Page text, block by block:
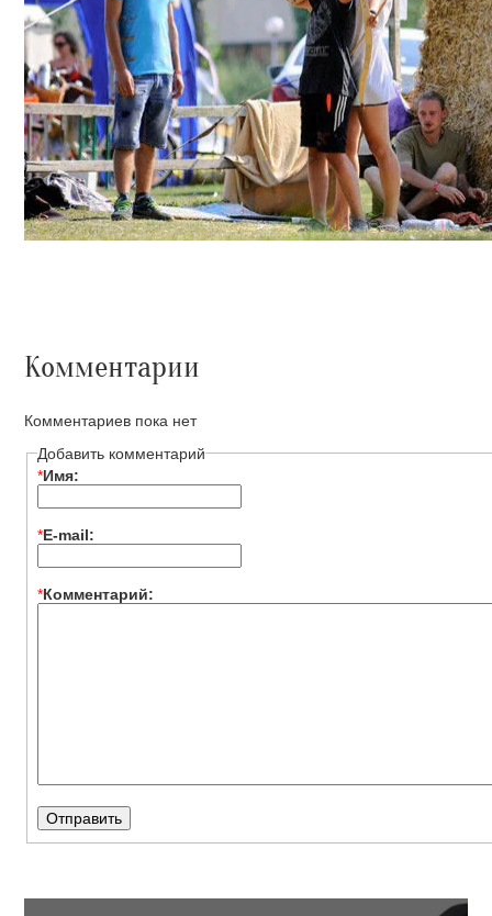
Комментарии
Комментариев пока нет
Добавить комментарий
*Имя:
*E-mail:
*Комментарий: